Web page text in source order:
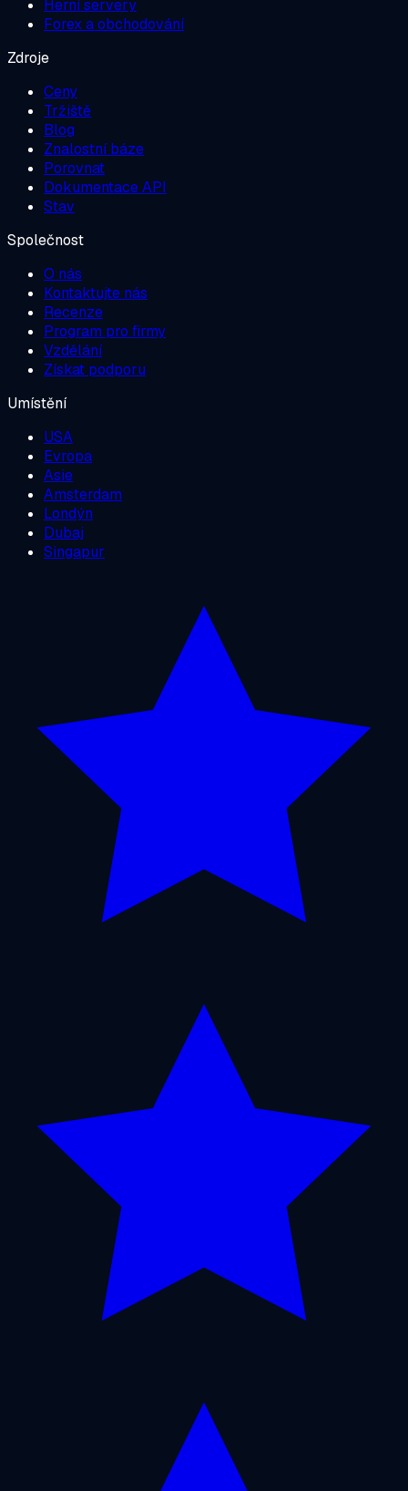
Herní servery
Forex a obchodování
Zdroje
Ceny
Tržiště
Blog
Znalostní báze
Porovnat
Dokumentace API
Stav
Společnost
O nás
Kontaktujte nás
Recenze
Program pro firmy
Vzdělání
Získat podporu
Umístění
USA
Evropa
Asie
Amsterdam
Londýn
Dubaj
Singapur